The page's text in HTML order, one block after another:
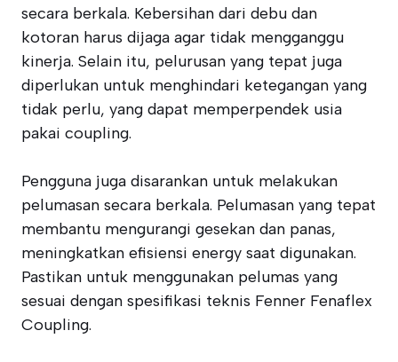
secara berkala. Kebersihan dari debu dan
kotoran harus dijaga agar tidak mengganggu
kinerja. Selain itu, pelurusan yang tepat juga
diperlukan untuk menghindari ketegangan yang
tidak perlu, yang dapat memperpendek usia
pakai coupling.
Pengguna juga disarankan untuk melakukan
pelumasan secara berkala. Pelumasan yang tepat
membantu mengurangi gesekan dan panas,
meningkatkan efisiensi energy saat digunakan.
Pastikan untuk menggunakan pelumas yang
sesuai dengan spesifikasi teknis Fenner Fenaflex
Coupling.